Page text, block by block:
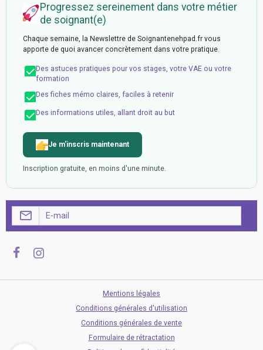
Progressez sereinement dans votre métier
de soignant(e)
Chaque semaine, la Newslettre de Soignantenehpad.fr vous
apporte de quoi avancer concrètement dans votre pratique.
Des astuces pratiques pour vos stages, votre VAE ou votre
formation
Des fiches mémo claires, faciles à retenir
Des informations utiles, allant droit au but
Je m'inscris maintenant
Inscription gratuite, en moins d'une minute.
OK
Mentions légales
Conditions générales d'utilisation
Conditions générales de vente
Formulaire de rétractation